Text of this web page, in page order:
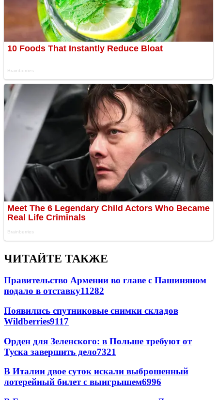
ЧИТАЙТЕ ТАКЖЕ
Правительство Армении во главе с Пашиняном
подало в отставку11282
Появились спутниковые снимки складов
Wildberries9117
Орден для Зеленского: в Польше требуют от
Туска завершить дело7321
В Италии двое суток искали выброшенный
лотерейный билет с выигрышем6996